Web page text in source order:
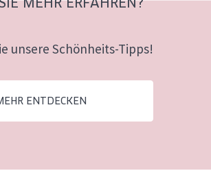
Haut
unsere Schönheits-Tipps!
ENTDECKEN